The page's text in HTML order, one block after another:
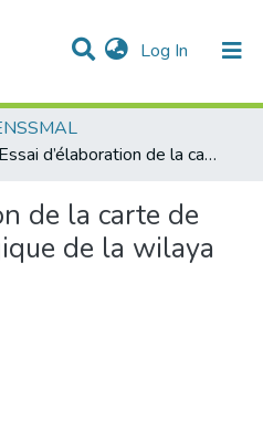
Log In (current)
& Collections
Essai d’élaboration de la carte de sensibilité écologique de la wilaya de Bejaïa.
de la carte de
de la wilaya